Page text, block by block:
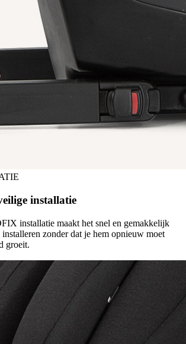
installatie
installatie maakt het snel en gemakkelijk
zonder dat je hem opnieuw moet
groeit.